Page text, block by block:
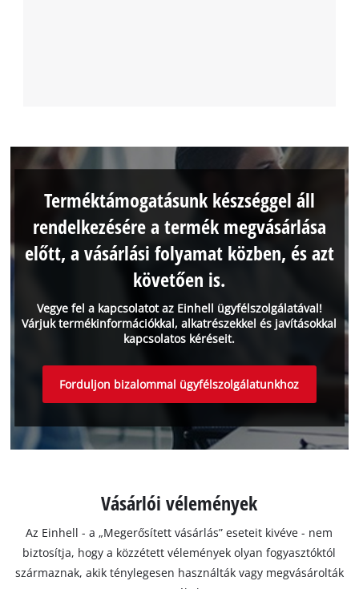
Vegye fel a kapcsolatot az Einhell ügyfélszolgálatával!
Várjuk termékinformációkkal, alkatrészekkel és javításokkal
kapcsolatos kéréseit.
Terméktámogatásunk készséggel áll
rendelkezésére a termék megvásárlása
előtt, a vásárlási folyamat közben, és azt
követően is.
Forduljon bizalommal ügyfélszolgálatunkhoz
Vásárlói vélemények
Az Einhell - a „Megerősített vásárlás” eseteit kivéve - nem
biztosítja, hogy a közzétett vélemények olyan fogyasztóktól
származnak, akik ténylegesen használták vagy megvásárolták